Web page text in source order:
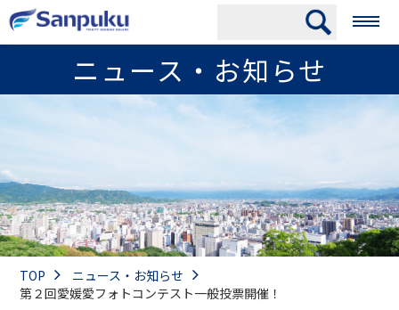
ニュース・お知らせ
TOP
ニュース・お知らせ
第２回愛媛愛フォトコンテスト一般投票開催！